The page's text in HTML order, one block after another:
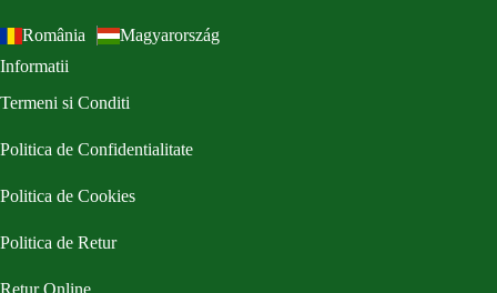
România
Magyarország
Informatii
Termeni si Conditi
Politica de Confidentialitate
Politica de Cookies
Politica de Retur
Retur Online